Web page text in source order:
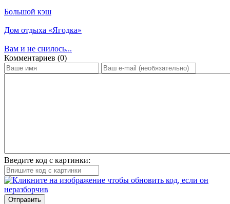
Большой кэш
Дом отдыха «Ягодка»
Вам и не снилось...
Ком­мен­та­ри­ев (0)
Введите код с картинки:
Отправить